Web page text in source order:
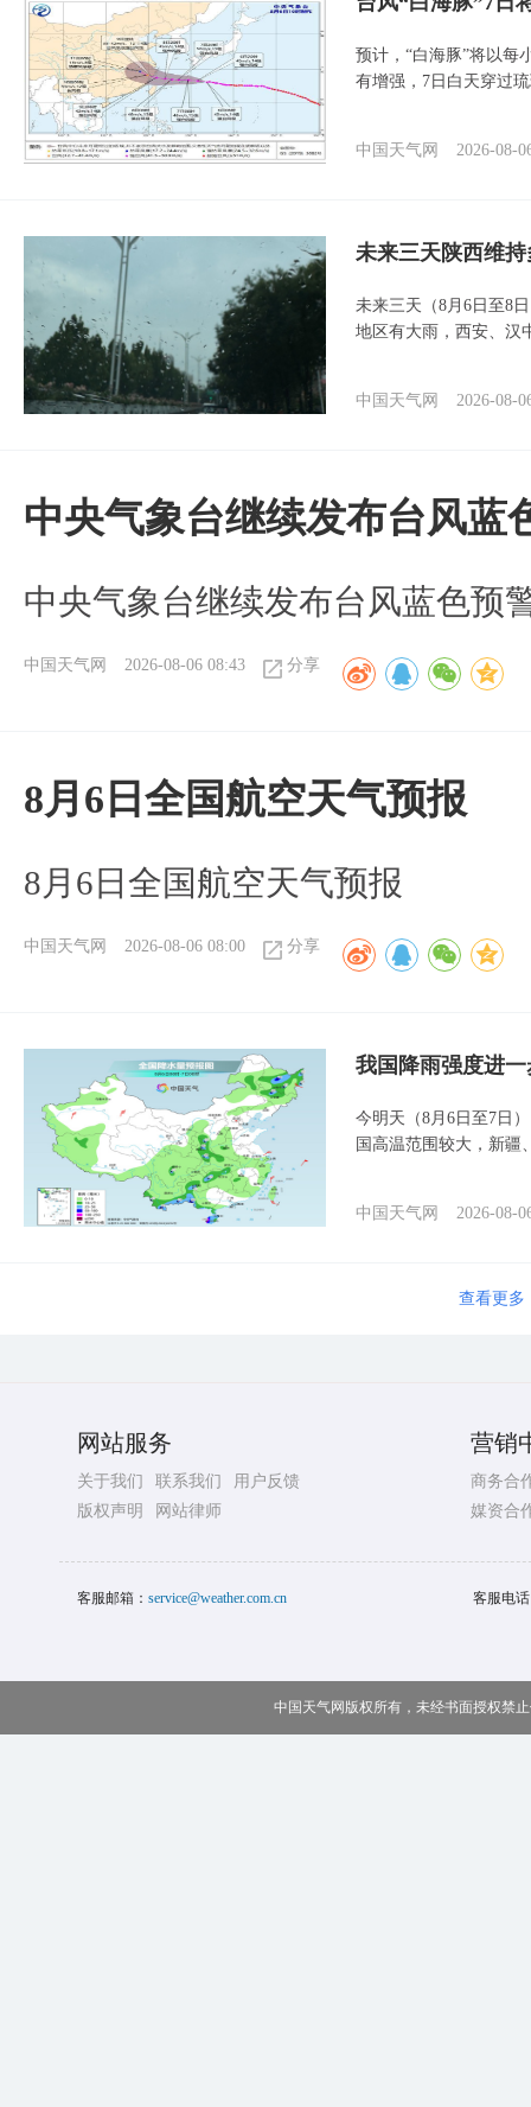
预计，“白海豚”将以每
有增强，7日白天穿过
中国天气网 2026-08-
未来三天陕西维
未来三天（8月6日至8
地区有大雨，西安、汉
中国天气网 2026-08-
中央气象台继续发布台风蓝
中央气象台继续发布台风蓝色预
中国天气网 2026-08-06 08:43 分享
8月6日全国航空天气预报
8月6日全国航空天气预报
中国天气网 2026-08-06 08:00 分享
我国降雨强度进
今明天（8月6日至7日
国高温范围较大，新疆
中国天气网 2026-08-
查看更多
网站服务
关于我们 联系我们
用户反馈
版权声明
网站律师
营销
商务合
媒资合
客服邮箱： service@weather.com.cn 客服电
中国天气网版权所有，未经书面授权